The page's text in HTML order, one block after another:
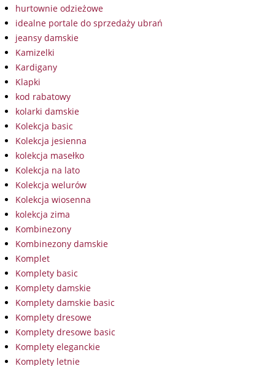
hurtownie odzieżowe
idealne portale do sprzedaży ubrań
jeansy damskie
Kamizelki
Kardigany
Klapki
kod rabatowy
kolarki damskie
Kolekcja basic
Kolekcja jesienna
kolekcja masełko
Kolekcja na lato
Kolekcja welurów
Kolekcja wiosenna
kolekcja zima
Kombinezony
Kombinezony damskie
Komplet
Komplety basic
Komplety damskie
Komplety damskie basic
Komplety dresowe
Komplety dresowe basic
Komplety eleganckie
Komplety letnie